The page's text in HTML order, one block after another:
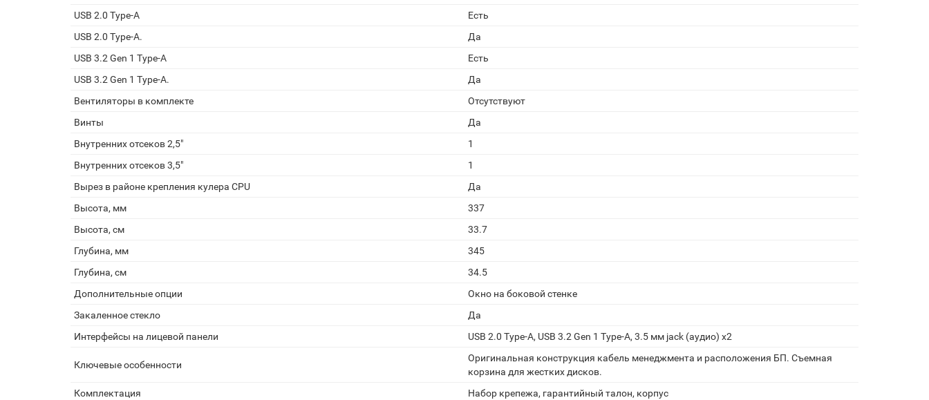
USB 2.0 Type-A
Есть
USB 2.0 Type-A.
Да
USB 3.2 Gen 1 Type-A
Есть
USB 3.2 Gen 1 Type-A.
Да
Вентиляторы в комплекте
Отсутствуют
Винты
Да
Внутренних отсеков 2,5"
1
Внутренних отсеков 3,5"
1
Вырез в районе крепления кулера CPU
Да
Высота, мм
337
Высота, см
33.7
Глубина, мм
345
Глубина, см
34.5
Дополнительные опции
Окно на боковой стенке
Закаленное стекло
Да
Интерфейсы на лицевой панели
USB 2.0 Type-A, USB 3.2 Gen 1 Type-A, 3.5 мм jack (аудио) х2
Ключевые особенности
Оригинальная конструкция кабель менеджмента и расположения БП. Съемная
корзина для жестких дисков.
Комплектация
Набор крепежа, гарантийный талон, корпус